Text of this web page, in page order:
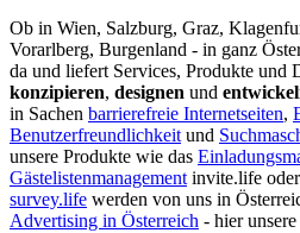
Ob in Wien, Salzburg, Graz,
Vorarlberg, Burgenland - in ganz
da und liefert Services, Produkte und
konzipieren, designen und
in Sachen barrierefreie Internetseiten,
Benutzerfreundlichkeit und
unsere Produkte wie das
Gästelistenmanagement invite.life
survey.life werden von uns in
Advertising in Österreich - hier